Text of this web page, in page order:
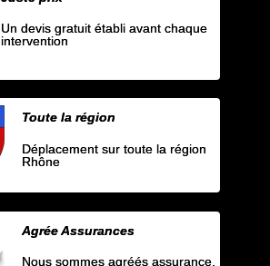
Un devis gratuit établi avant chaque
intervention
Toute la région
Déplacement sur toute la région
Rhône
Agrée Assurances
Nous sommes agréés assurance,